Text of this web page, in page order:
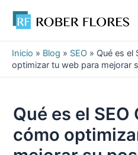
contenido
Inicio » Blog » SEO » Qué es el
optimizar tu web para mejorar
Qué es el SEO
cómo